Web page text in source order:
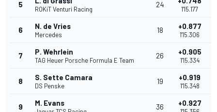
5
ROKiT Venturi Racing
24
1'15.177
6 N. de Vries
Mercedes
18 +0.877
1'15.306
7 P. Wehrlein
TAG Heuer Porsche Formula E Team
26 +0.905
1'15.334
8 S. Sette Camara
DS Penske
19 +0.919
1'15.348
9 M. Evans 36 +0.927